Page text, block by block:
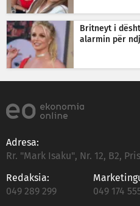
Britneyt i
alarmin për
Adresa:
Rr. "Mark Isaku", Nr. 12, B2,
Redaksia:
049 289 299
049 174